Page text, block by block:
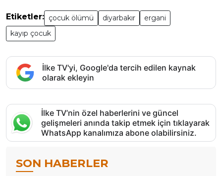
Etiketler: çocuk ölümü diyarbakır
ergani
kayıp çocuk
İlke TV'yi, Google'da tercih edilen kaynak
olarak ekleyin
İlke TV’nin özel haberlerini ve güncel
gelişmeleri anında takip etmek için tıklayarak
WhatsApp kanalımıza abone olabilirsiniz.
SON HABERLER